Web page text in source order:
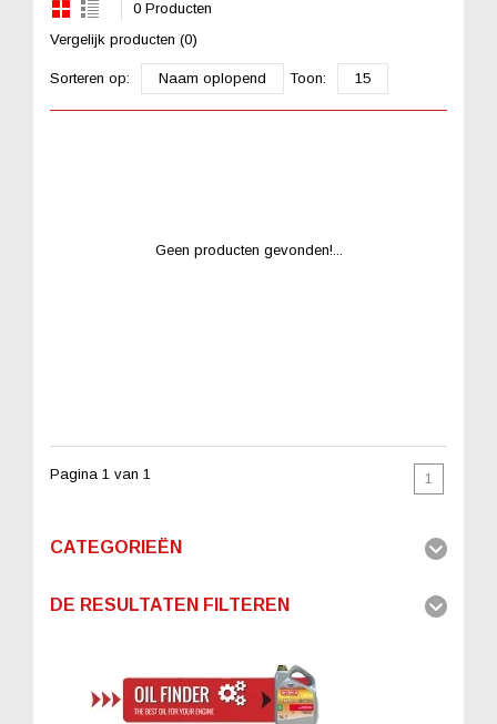
0 Producten
Vergelijk producten (0)
Sorteren op: Naam oplopend Toon: 15
Geen producten gevonden!...
Pagina 1 van 1 1
CATEGORIEËN
DE RESULTATEN FILTEREN